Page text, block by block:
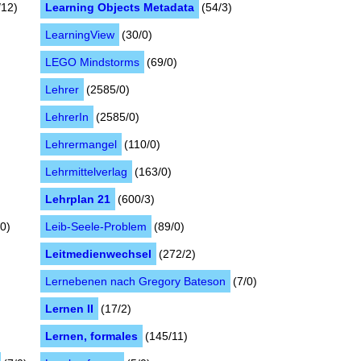
Learning Objects Metadata (54/3)
LearningView (30/0)
LEGO Mindstorms (69/0)
Lehrer (2585/0)
LehrerIn (2585/0)
Lehrermangel (110/0)
Lehrmittelverlag (163/0)
Lehrplan 21 (600/3)
Leib-Seele-Problem (89/0)
Leitmedienwechsel (272/2)
Lernebenen nach Gregory Bateson (7/0)
Lernen II (17/2)
Lernen, formales (145/11)